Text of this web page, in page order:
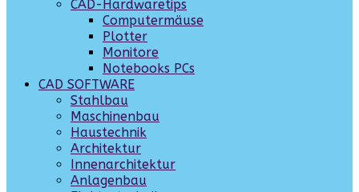
CAD-Hardwaretips
Computermäuse
Plotter
Monitore
Notebooks PCs
CAD SOFTWARE
Stahlbau
Maschinenbau
Haustechnik
Architektur
Innenarchitektur
Anlagenbau